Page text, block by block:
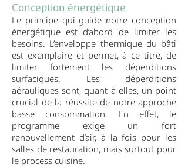
Conception énergétique
Le principe qui guide notre conception
énergétique est d’abord de limiter les
besoins. L’enveloppe thermique du bâti
est exemplaire et permet, à ce titre, de
limiter fortement les déperditions
surfaciques. Les déperditions
aérauliques sont, quant à elles, un point
crucial de la réussite de notre approche
basse consommation. En effet, le
programme exige un fort
renouvellement d’air, à la fois pour les
salles de restauration, mais surtout pour
le process cuisine.